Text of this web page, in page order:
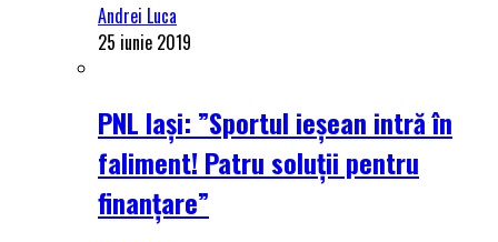
Andrei Luca
25 iunie 2019
PNL Iași: ”Sportul ieșean intră în
faliment! Patru soluții pentru
finanțare”